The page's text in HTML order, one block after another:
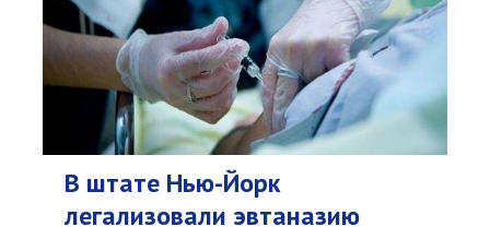
В штате Нью-Йорк
легализовали эвтаназию